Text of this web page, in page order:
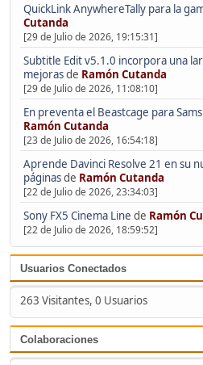
QuickLink AnywhereTally para la
Cutanda
[29 de Julio de 2026, 19:15:31]
Subtitle Edit v5.1.0 incorpora una
mejorasde Ramón Cutanda
[29 de Julio de 2026, 11:08:10]
En preventa el Beastcage para
Ramón Cutanda
[23 de Julio de 2026, 16:54:18]
Aprende Davinci Resolve 21 en su
páginasde Ramón Cutanda
[22 de Julio de 2026, 23:34:03]
Sony FX5 Cinema Line de Ramón
[22 de Julio de 2026, 18:59:52]
Usuarios Conectados
263 Visitantes, 0 Usuarios
Colaboraciones